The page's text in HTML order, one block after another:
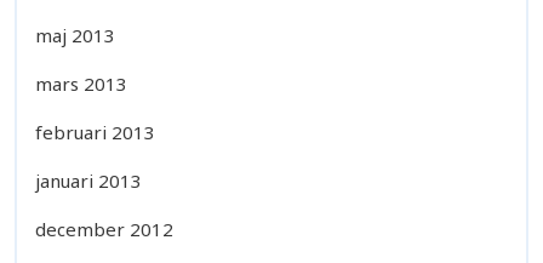
maj 2013
mars 2013
februari 2013
januari 2013
december 2012